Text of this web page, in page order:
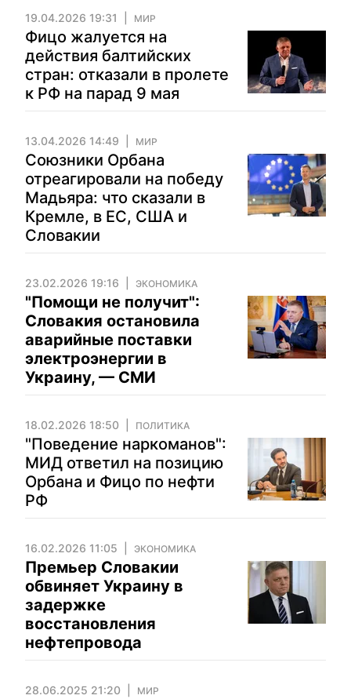
19.04.2026 19:31 МИР
Фицо жалуется на
действия балтийских
стран: отказали в пролете
к РФ на парад 9 мая
13.04.2026 14:49 МИР
Союзники Орбана
отреагировали на победу
Мадьяра: что сказали в
Кремле, в ЕС, США и
Словакии
23.02.2026 19:16 ЭКОНОМИКА
"Помощи не получит":
Словакия остановила
аварийные поставки
электроэнергии в
Украину, — СМИ
18.02.2026 18:50 ПОЛИТИКА
"Поведение наркоманов":
МИД ответил на позицию
Орбана и Фицо по нефти
РФ
16.02.2026 11:05 ЭКОНОМИКА
Премьер Словакии
обвиняет Украину в
задержке
восстановления
нефтепровода
28.06.2025 21:20 МИР